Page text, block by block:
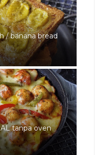
/ banana bread
tanpa oven